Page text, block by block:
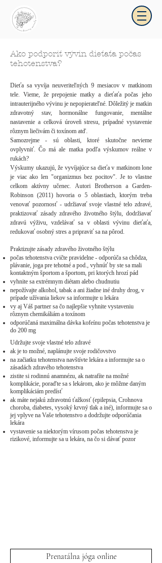
_kráčajpomaly
Ako podporiť vývin dieťaťa počas
tehotenstva?
Dieťa sa vyvíja neuveriteľných 9 mesiacov v matkinom
tele. Vieme, že prepojenie matky a dieťaťa počas jeho
intrauterijného vývinu je nepopierateľné. Dôležitý je matkin
zdravotný stav, hormonálne fungovanie, mentálne
nastavenie a celková úroveň stresu, prípadné vystavenie
rôznym liečivám či toxínom atď.
Samozrejme - sú oblasti, ktoré skutočne nevieme
ovplyvniť. Čo má ale matka podľa výskumov reálne v
rukách?
Výskumy ukazujú, že vyvíjajúce sa dieťa v matkinom lone
je viac ako len "organizmus bez pocitov". Je to vlastne
celkom aktívny učenec. Autori Brotherson a Garden-
Robinson (2011) hovoria o 5 oblastiach, ktorým treba
venovať pozornosť - udržiavať svoje vlastné telo zdravé,
praktizovať zásady zdravého životného štýlu, dodržiavať
zdravú výživu, vzdelávať sa v oblasti vývinu dieťaťa,
redukovať osobný stres a pripraviť sa na pôrod.
Praktizujte zásady zdravého životného štýlu​
počas tehotenstva cvičte pravidelne - odporúča sa chôdza,
plávanie, joga pre tehotné a pod., vyhnúť by ste sa mali
kontaktným športom a športom, pri ktorých hrozí pád
vyhnite sa extrémnym diétam alebo chudnutiu
nepožívajte alkohol, tabak a ani žiadne iné druhy drog, v
prípade užívania liekov sa informujte u lekára
vy aj Váš partner sa čo najlepšie vyhnite vystaveniu
rôznym chemikáliám a toxínom
odporúčaná maximálna dávka kofeínu počas tehotenstva je
do 200 mg
Udržujte svoje vlastné telo zdravé​
ak je to možné, naplánujte svoje rodičovstvo
na začiatku tehotenstva navštívte lekára a informujte sa o
zásadách zdravého tehotenstva
zistite si rodinnú anamnézu, ak natrafíte na možné
komplikácie, poraďte sa s lekárom, ako je môžme daným
komplikáciám predísť
ak máte nejakú zdravotnú ťažkosť (epilepsia, Crohnova
choroba, diabetes, vysoký krvný tlak a iné), informujte sa o
jej vplyve na Vaše tehotenstvo a dodržujte odporúčania
lekára
vystavenie sa niektorým vírusom počas tehotenstva je
rizikové, informujte sa u lekára, na čo si dávať pozor
Prenatálna jóga online